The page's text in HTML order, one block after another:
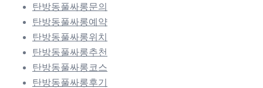
탄방동풀싸롱문의
탄방동풀싸롱예약
탄방동풀싸롱위치
탄방동풀싸롱추천
탄방동풀싸롱코스
탄방동풀싸롱후기